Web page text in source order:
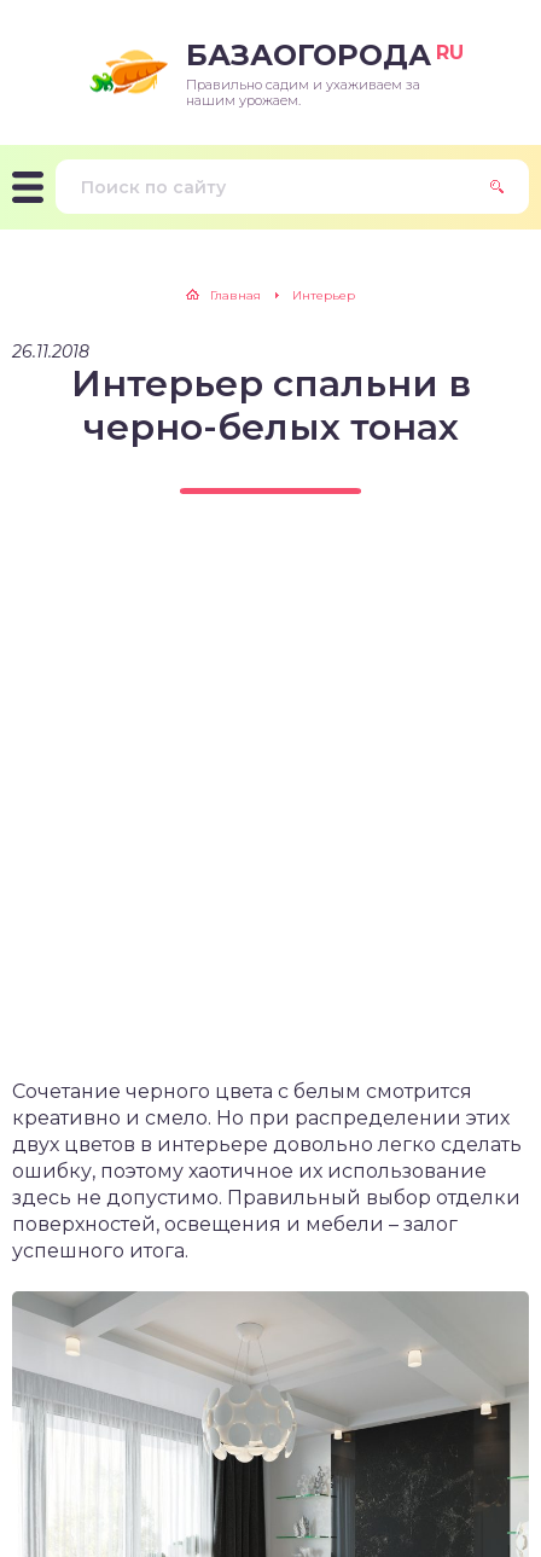
БАЗАОГОРОДА RU
Правильно садим и ухаживаем за
нашим урожаем.
Главная Интерьер
26.11.2018
Интерьер спальни в
черно-белых тонах
Сочетание черного цвета с белым смотрится
креативно и смело. Но при распределении этих
двух цветов в интерьере довольно легко сделать
ошибку, поэтому хаотичное их использование
здесь не допустимо. Правильный выбор отделки
поверхностей, освещения и мебели – залог
успешного итога.